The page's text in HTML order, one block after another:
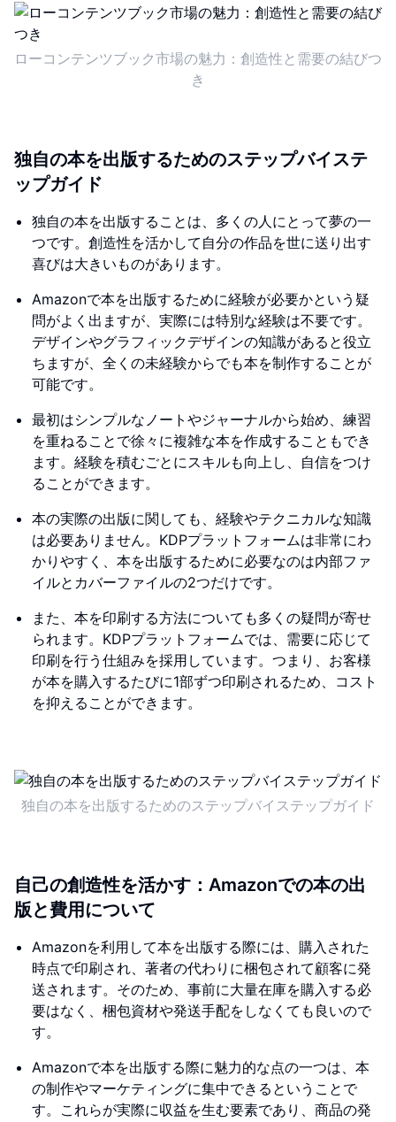
ローコンテンツブック市場の魅力：創造性と需要の結びつ
き
独自の本を出版するためのステップバイステ
ップガイド
独自の本を出版することは、多くの人にとって夢の一
つです。創造性を活かして自分の作品を世に送り出す
喜びは大きいものがあります。
Amazonで本を出版するために経験が必要かという疑
問がよく出ますが、実際には特別な経験は不要です。
デザインやグラフィックデザインの知識があると役立
ちますが、全くの未経験からでも本を制作することが
可能です。
最初はシンプルなノートやジャーナルから始め、練習
を重ねることで徐々に複雑な本を作成することもでき
ます。経験を積むごとにスキルも向上し、自信をつけ
ることができます。
本の実際の出版に関しても、経験やテクニカルな知識
は必要ありません。KDPプラットフォームは非常にわ
かりやすく、本を出版するために必要なのは内部ファ
イルとカバーファイルの2つだけです。
また、本を印刷する方法についても多くの疑問が寄せ
られます。KDPプラットフォームでは、需要に応じて
印刷を行う仕組みを採用しています。つまり、お客様
が本を購入するたびに1部ずつ印刷されるため、コスト
を抑えることができます。
独自の本を出版するためのステップバイステップガイド
自己の創造性を活かす：Amazonでの本の出
版と費用について
Amazonを利用して本を出版する際には、購入された
時点で印刷され、著者の代わりに梱包されて顧客に発
送されます。そのため、事前に大量在庫を購入する必
要はなく、梱包資材や発送手配をしなくても良いので
す。
Amazonで本を出版する際に魅力的な点の一つは、本
の制作やマーケティングに集中できるということで
す。これらが実際に収益を生む要素であり、商品の発